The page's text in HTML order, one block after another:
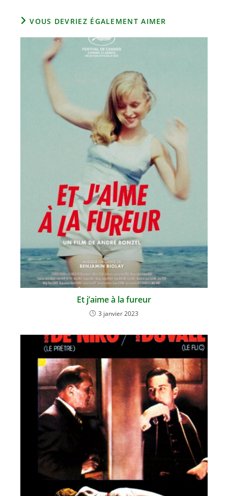
VOUS DEVRIEZ ÉGALEMENT AIMER
Et j’aime à la fureur
3 janvier 2023